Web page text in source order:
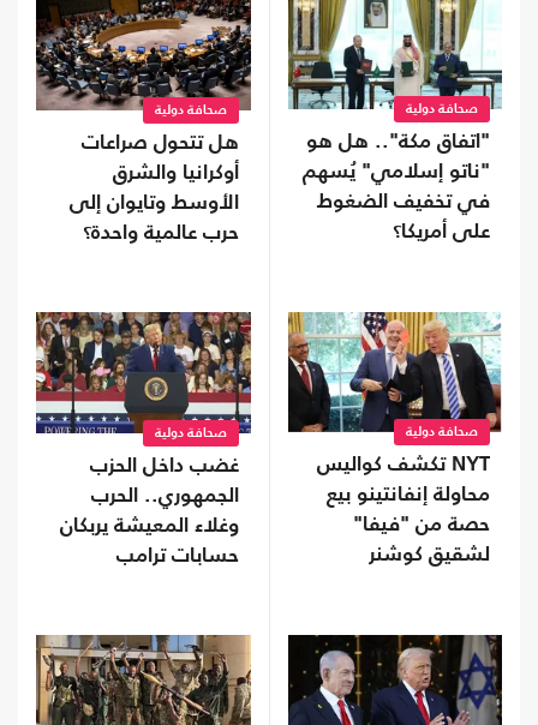
صحافة دولية
"اتفاق مكة".. هل هو
"ناتو إسلامي" يُسهم
في تخفيف الضغوط
على أمريكا؟
صحافة دولية
هل تتحول صراعات
أوكرانيا والشرق
الأوسط وتايوان إلى
حرب عالمية واحدة؟
صحافة دولية
NYT تكشف كواليس
محاولة إنفانتينو بيع
حصة من "فيفا"
لشقيق كوشنر
صحافة دولية
غضب داخل الحزب
الجمهوري.. الحرب
وغلاء المعيشة يربكان
حسابات ترامب